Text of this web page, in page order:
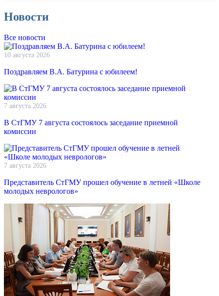
Новости
Все новости
10 августа 2026
Поздравляем В.А. Батурина с юбилеем!
7 августа 2026
В СтГМУ 7 августа состоялось заседание приемной
комиссии
7 августа 2026
Представитель СтГМУ прошел обучение в летней «Школе
молодых неврологов»